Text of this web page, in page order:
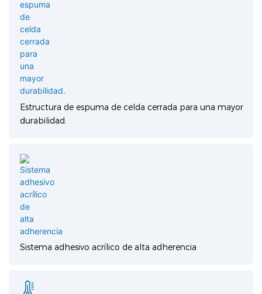
Estructura de espuma de celda cerrada para una mayor
durabilidad.
Sistema adhesivo acrílico de alta adherencia